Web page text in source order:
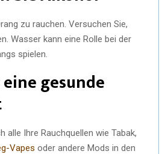
zu rauchen. Versuchen Sie,
Wasser kann eine Rolle bei der
spielen.
gesunde
alle Ihre Rauchquellen wie Tabak,
Vapes oder andere Mods in den